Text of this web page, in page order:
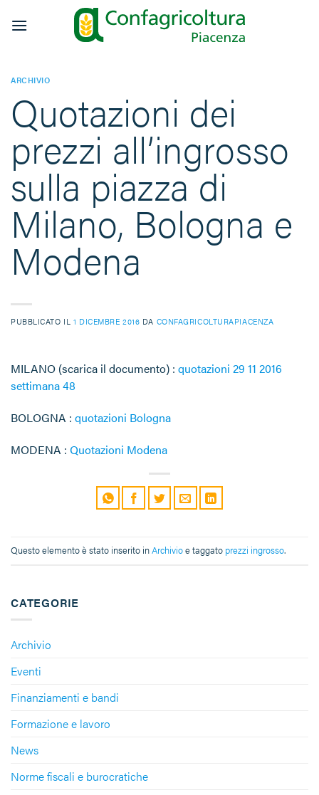
CATEGORIE
Archivio
Eventi
Finanziamenti e bandi
Formazione e lavoro
News
Norme fiscali e burocratiche
ARCHIVIO
Quotazioni dei
prezzi all’ingrosso
sulla piazza di
Milano, Bologna e
Modena
PUBBLICATO IL 1 DICEMBRE 2016 DA CONFAGRICOLTURAPIACENZA
MILANO (scarica il documento) : quotazioni 29 11 2016
settimana 48
BOLOGNA : quotazioni Bologna
MODENA : Quotazioni Modena
Questo elemento è stato inserito inArchivioe taggato prezzi ingrosso.